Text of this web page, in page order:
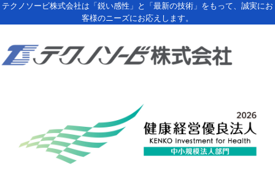
テクノソービ株式会社は「鋭い感性」と「最新の技術」をもって、誠実にお
客様のニーズにお応えします。